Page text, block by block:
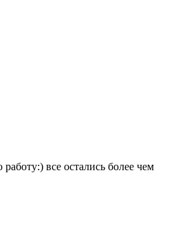
все остались более чем